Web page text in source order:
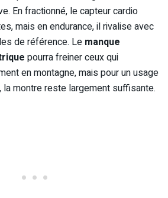
En fractionné, le capteur cardio
mais en endurance, il rivalise avec
de référence. Le manque
pourra freiner ceux qui
en montagne, mais pour un usage
la montre reste largement suffisante.